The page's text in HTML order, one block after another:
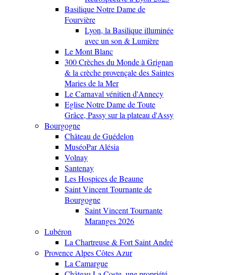
Basilique Notre Dame de
Fourvière
Lyon, la Basilique illuminée
avec un son & Lumière
Le Mont Blanc
300 Crèches du Monde à Grignan
& la crèche provençale des Saintes
Maries de la Mer
Le Carnaval vénitien d'Annecy
Eglise Notre Dame de Toute
Grâce, Passy sur la plateau d'Assy
Bourgogne
Château de Guédelon
MuséoPar Alésia
Volnay
Santenay
Les Hospices de Beaune
Saint Vincent Tournante de
Bourgogne
Saint Vincent Tournante
Maranges 2026
Lubéron
La Chartreuse & Fort Saint André
Provence Alpes Côtes Azur
La Camargue